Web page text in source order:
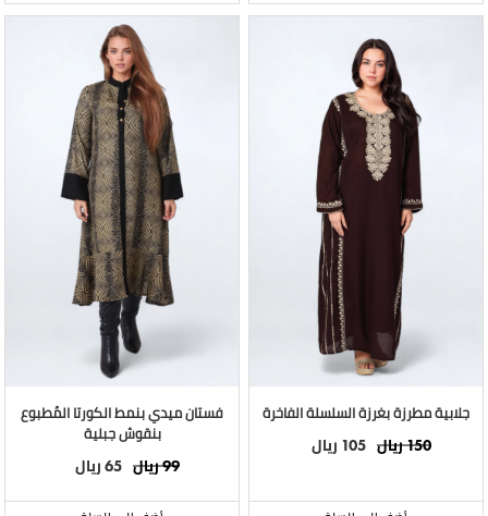
جلابية مطرزة بغرزة السلسلة الفاخرة
ريال150 ريال 105
فستان ميدي بنمط الكورتا المُطبوع
بنقوش جبلية
ريال99 ريال 65